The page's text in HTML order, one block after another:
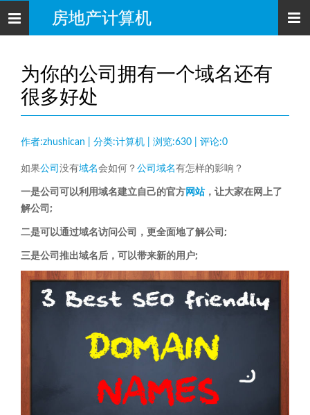
导
航
房地产计算机
为你的公司拥有一个域名还有
很多好处
作者:zhushican | 分类:计算机 | 浏览:630 | 评论:0
如果公司没有域名会如何？公司域名有怎样的影响？
一是公司可以利用域名建立自己的官方网站，让大家在网上了
解公司;
二是可以通过域名访问公司，更全面地了解公司;
三是公司推出域名后，可以带来新的用户;